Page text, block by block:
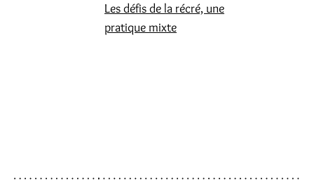
Les défis de la récré, une
pratique mixte